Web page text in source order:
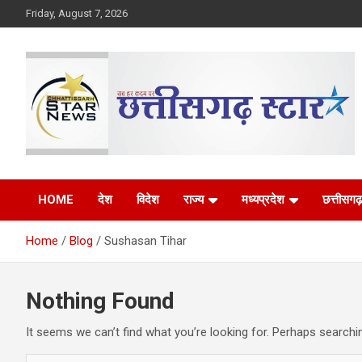
to
Friday, August 7, 2026
Chhattisgarh Star
HOME देश विदेश राज्य मध्यप्रदेश छत्तीसगढ़
Home Blog Sushasan Tihar
Nothing Found
It seems we can’t find what you’re looking for. Perhaps